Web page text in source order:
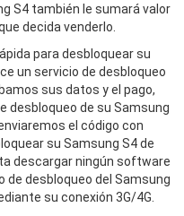
S4 también le sumará valor
decida venderlo.
para desbloquear su
un servicio de desbloqueo
sus datos y el pago,
desbloqueo de su Samsung
el código con
su Samsung S4 de
descargar ningún software
de desbloqueo del Samsung
su conexión 3G/4G.